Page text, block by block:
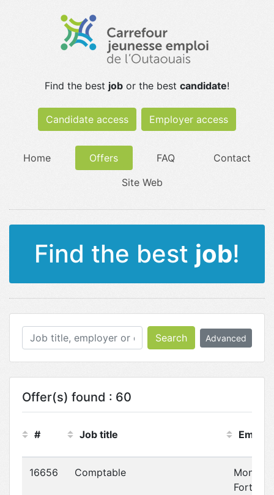
Find the best job or the best candidate!
Candidate access Employer access
Home Offers FAQ
Contact
Site Web
Find the best job!
Search Advanced
Offer(s) found : 60
# Job title
16656 Comptable
Monette
Fortin